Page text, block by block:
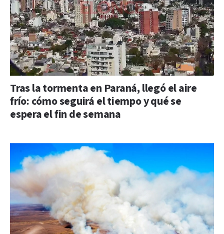
Tras la tormenta en Paraná, llegó el aire
frío: cómo seguirá el tiempo y qué se
espera el fin de semana